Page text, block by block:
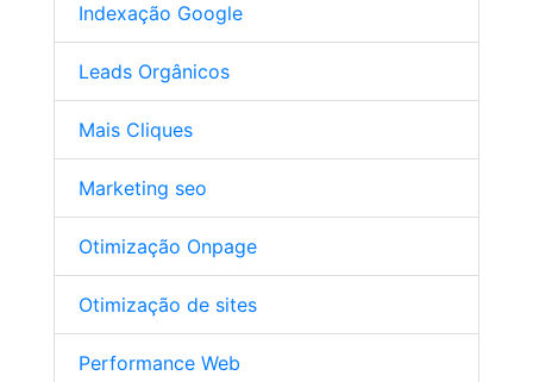
Indexação Google
Leads Orgânicos
Mais Cliques
Marketing seo
Otimização Onpage
Otimização de sites
Performance Web